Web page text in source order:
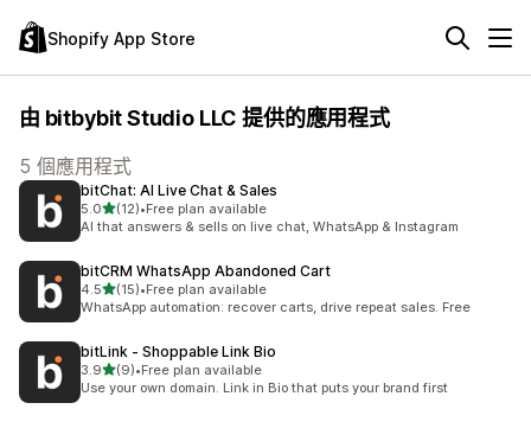
Shopify App Store
由 bitbybit Studio LLC 提供的應用程式
5 個應用程式
bitChat: AI Live Chat & Sales
5.0滿分 5 顆星
(12)
共有 12 則評價
•Free plan available
AI that answers & sells on live chat, WhatsApp & Instagram
bitCRM WhatsApp Abandoned Cart
4.5滿分 5 顆星
(15)
共有 15 則評價
•Free plan available
WhatsApp automation: recover carts, drive repeat sales. Free
bitLink ‑ Shoppable Link Bio
3.9滿分 5 顆星
(9)
共有 9 則評價
•Free plan available
Use your own domain. Link in Bio that puts your brand first